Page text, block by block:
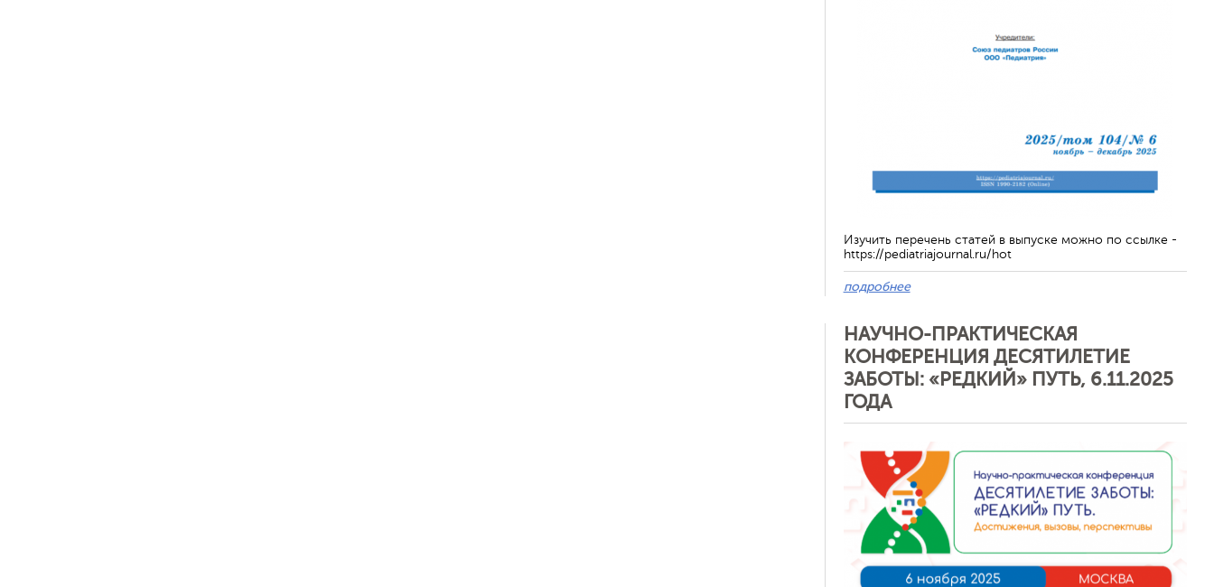
Изучить перечень статей в выпуске можно по ссылке -
https://pediatriajournal.ru/hot
подробнее
НАУЧНО-ПРАКТИЧЕСКАЯ
КОНФЕРЕНЦИЯ ДЕСЯТИЛЕТИЕ
ЗАБОТЫ: «РЕДКИЙ» ПУТЬ, 6.11.2025
ГОДА
Обратная связь